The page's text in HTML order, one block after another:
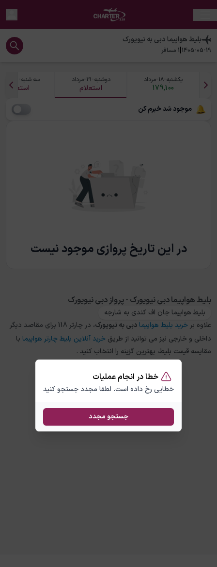
خطا در انجام عملیات
خطایی رخ داده است. لطفا مجدد جستجو کنید
جستجو مجدد
بلیط هواپیمادبی به نیویورک
1405-05-19
|
1 مسافر
یکشنبه-18-مرداد
179,100
دوشنبه-19-مرداد
استعلام
سه شنبه-20-مرداد
استعلام
موجود شد خبرم کن
در این تاریخ پروازی موجود نیست
بلیط هواپیما دبی نیویورک - پرواز دبی نیویورک
بلیط هواپیما جان اف کندی به شارجه
علاوه بر خرید بلیط هواپیما دبیبهنیویورک
، در چارتر 118 برای مقاصد دیگر
داخلی و خارجی نیز می توانید از طریق خرید آنلاین بلیط چارتر هواپیما با
مقایسه قیمت بلیط، بهترین گزینه را انتخاب کنید .